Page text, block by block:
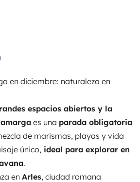
en diciembre: naturaleza en
espacios abiertos y la
es una parada obligatoria
de marismas, playas y vida
único, ideal para explorar en
.
en Arles, ciudad romana